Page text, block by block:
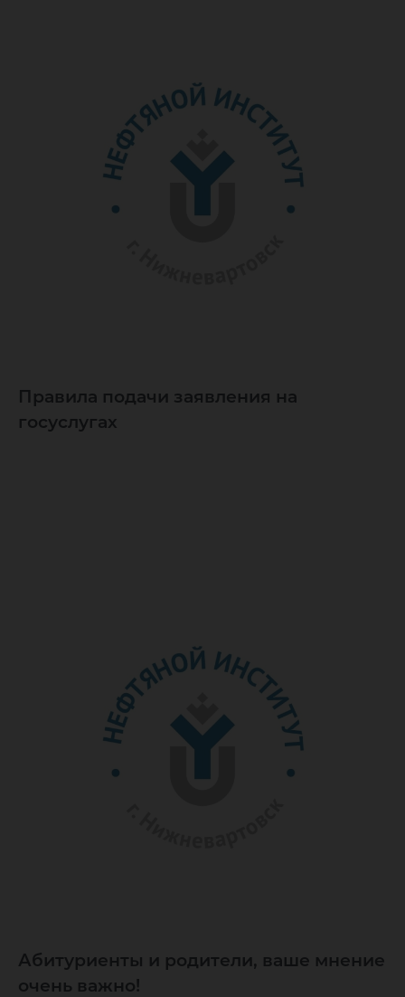
Правила подачи заявления на
госуслугах
Абитуриенты и родители, ваше мнение
очень важно!